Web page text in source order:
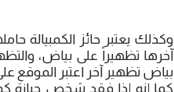
وكذلك يعتبر حائز الكمبيالة
آخرها تظهيراً على بياض،
بياض تظهير آخر اعتبر الموقع
كما إنه إذا فقد شخص حيازة